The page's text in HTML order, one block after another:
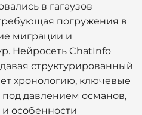
в гагаузов
погружения в
миграции и
Нейросеть ChatInfo
структурированный
хронологию, ключевые
под давлением османов,
особенности